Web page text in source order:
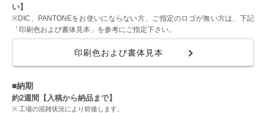
い】
※DIC、PANTONEをお使いにならない方、ご指定のロゴが無い方は、下記
「印刷色および書体見本」を参考にご指定下さい。
印刷色および書体見本
■納期
約2週間【入稿から納品まで】
工場の混雑状況により前後します。